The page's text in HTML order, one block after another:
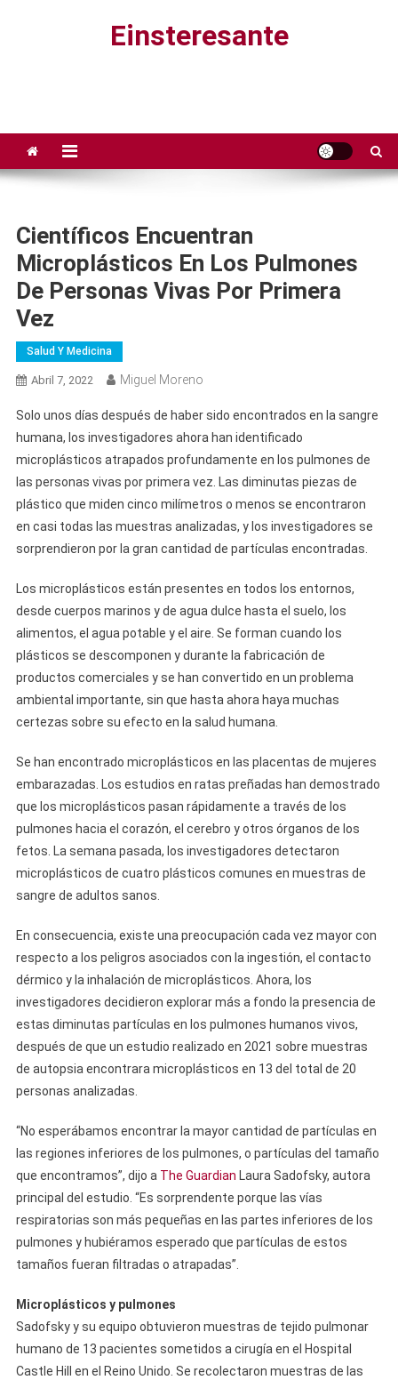
Einsteresante
Científicos Encuentran
Microplásticos En Los Pulmones
De Personas Vivas Por Primera
Vez
Salud Y Medicina
Abril 7, 2022 Miguel Moreno
Solo unos días después de haber sido encontrados en la sangre
humana, los investigadores ahora han identificado
microplásticos atrapados profundamente en los pulmones de
las personas vivas por primera vez. Las diminutas piezas de
plástico que miden cinco milímetros o menos se encontraron
en casi todas las muestras analizadas, y los investigadores se
sorprendieron por la gran cantidad de partículas encontradas.
Los microplásticos están presentes en todos los entornos,
desde cuerpos marinos y de agua dulce hasta el suelo, los
alimentos, el agua potable y el aire. Se forman cuando los
plásticos se descomponen y durante la fabricación de
productos comerciales y se han convertido en un problema
ambiental importante, sin que hasta ahora haya muchas
certezas sobre su efecto en la salud humana.
Se han encontrado microplásticos en las placentas de mujeres
embarazadas. Los estudios en ratas preñadas han demostrado
que los microplásticos pasan rápidamente a través de los
pulmones hacia el corazón, el cerebro y otros órganos de los
fetos. La semana pasada, los investigadores detectaron
microplásticos de cuatro plásticos comunes en muestras de
sangre de adultos sanos.
En consecuencia, existe una preocupación cada vez mayor con
respecto a los peligros asociados con la ingestión, el contacto
dérmico y la inhalación de microplásticos. Ahora, los
investigadores decidieron explorar más a fondo la presencia de
estas diminutas partículas en los pulmones humanos vivos,
después de que un estudio realizado en 2021 sobre muestras
de autopsia encontrara microplásticos en 13 del total de 20
personas analizadas.
“No esperábamos encontrar la mayor cantidad de partículas en
las regiones inferiores de los pulmones, o partículas del tamaño
que encontramos”, dijo a The Guardian Laura Sadofsky, autora
principal del estudio. “Es sorprendente porque las vías
respiratorias son más pequeñas en las partes inferiores de los
pulmones y hubiéramos esperado que partículas de estos
tamaños fueran filtradas o atrapadas”.
Microplásticos y pulmones
Sadofsky y su equipo obtuvieron muestras de tejido pulmonar
humano de 13 pacientes sometidos a cirugía en el Hospital
Castle Hill en el Reino Unido. Se recolectaron muestras de las